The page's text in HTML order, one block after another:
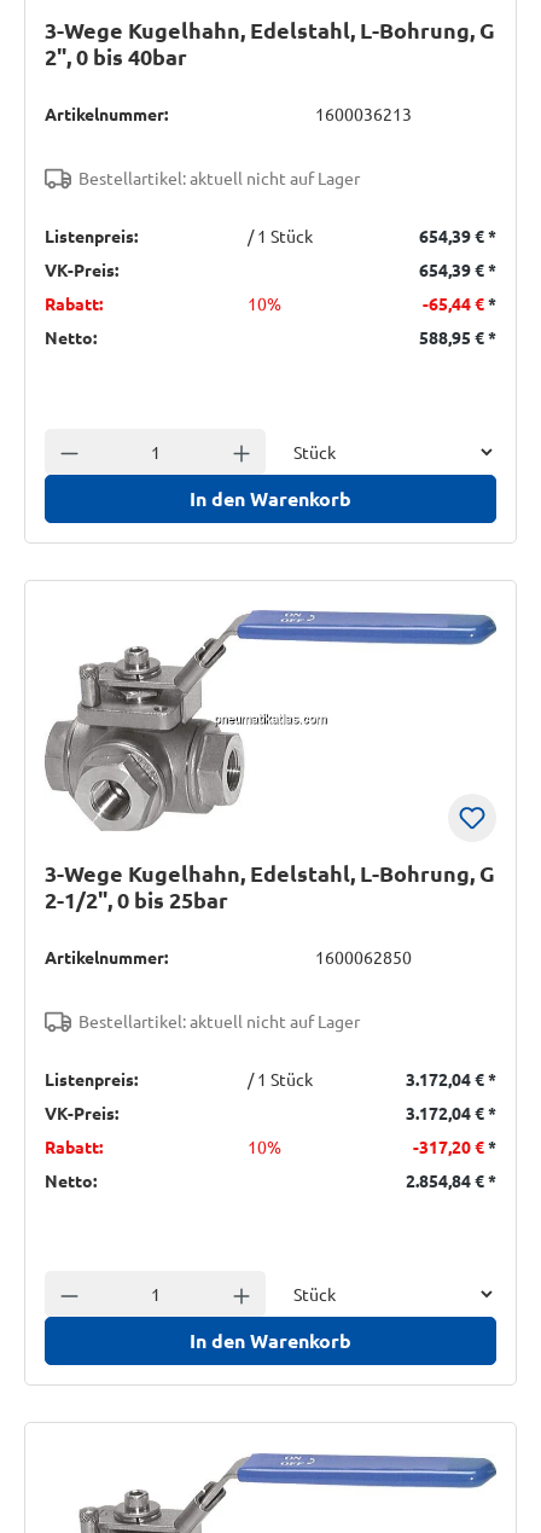
3-Wege Kugelhahn, Edelstahl, L-Bohrung, G
2", 0 bis 40bar
Artikelnummer: 1600036213
Bestellartikel: aktuell nicht auf Lager
Listenpreis: / 1 Stück 654,39 €*
VK-Preis:
654,39 €*
Rabatt:
10% -65,44 €*
Netto:
588,95 €*
Anzahl verringern Anzahl erhöhen
In den Warenkorb
3-Wege Kugelhahn, Edelstahl, L-Bohrung, G
2-1/2", 0 bis 25bar
Artikelnummer: 1600062850
Bestellartikel: aktuell nicht auf Lager
Listenpreis: / 1 Stück 3.172,04 €*
VK-Preis:
3.172,04 €*
Rabatt:
10% -317,20 €*
Netto:
2.854,84 €*
Anzahl verringern Anzahl erhöhen
In den Warenkorb